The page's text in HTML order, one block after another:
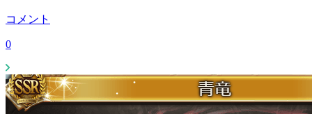
コメント
0